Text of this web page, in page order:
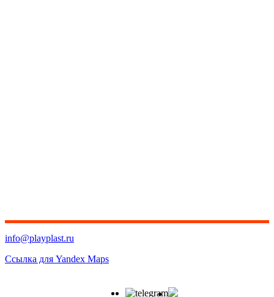
info@playplast.ru
Ссылка для Yandex Maps